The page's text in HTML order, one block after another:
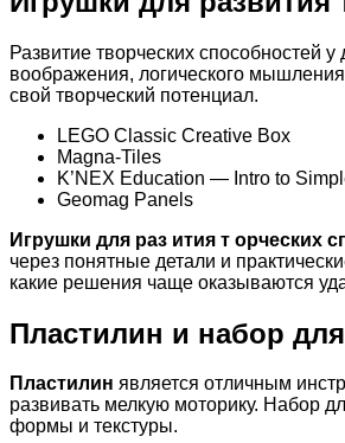
Развитие творческих способностей
воображения, логического
свой творческий потенциал.
LEGO Classic Creative Box
Magna-Tiles
K’NEX Education — Intro to
Geomag Panels
Игрушки для раз ития т орческих
через понятные детали и
какие решения чаще оказываются
Пластилин и набор
Пластилин является отличным
развивать мелкую моторику. Набор
формы и текстуры.